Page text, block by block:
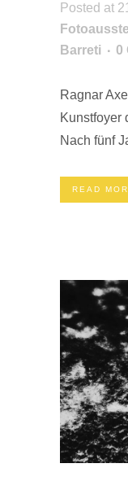
Posted at
Barreti
0
Ragnar
Kunstfoyer
Nach fünf
READ